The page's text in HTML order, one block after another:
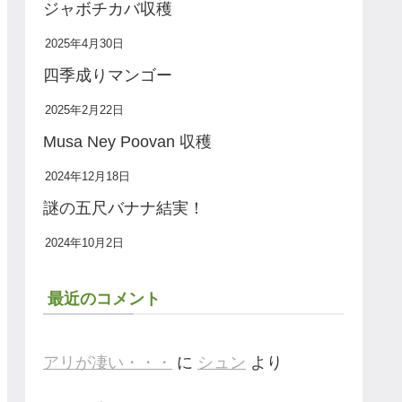
ジャボチカバ収穫
2025年4月30日
四季成りマンゴー
2025年2月22日
Musa Ney Poovan 収穫
2024年12月18日
謎の五尺バナナ結実！
2024年10月2日
最近のコメント
アリが凄い・・・ に シュン より